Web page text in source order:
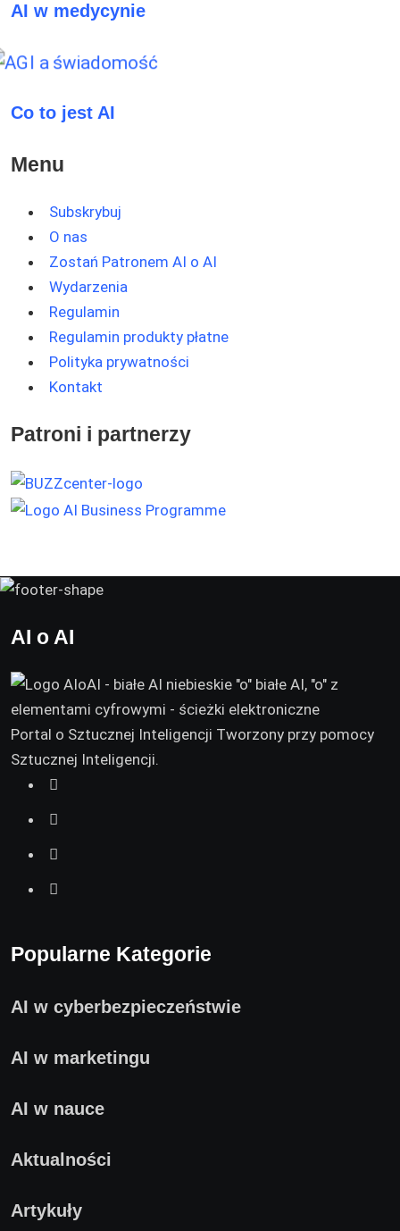
AI w medycynie
Co to jest AI
Menu
Subskrybuj
O nas
Zostań Patronem AI o AI
Wydarzenia
Regulamin
Regulamin produkty płatne
Polityka prywatności
Kontakt
Patroni i partnerzy
AI o AI
Portal o Sztucznej Inteligencji Tworzony przy pomocy
Sztucznej Inteligencji.
Popularne Kategorie
AI w cyberbezpieczeństwie
AI w marketingu
AI w nauce
Aktualności
Artykuły